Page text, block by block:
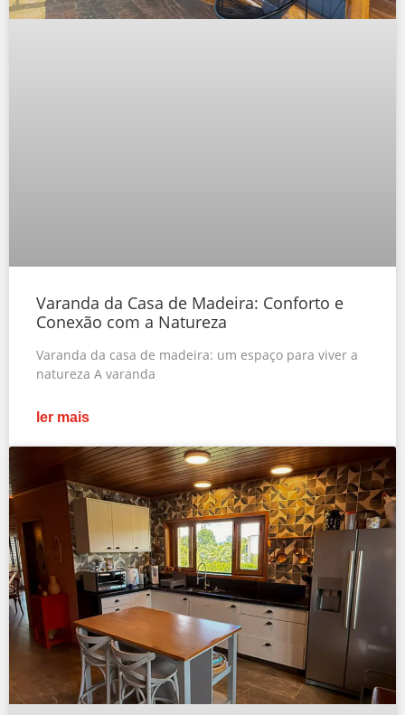
Varanda da Casa de Madeira: Conforto e
Conexão com a Natureza
Varanda da casa de madeira: um espaço para viver a
natureza A varanda
ler mais